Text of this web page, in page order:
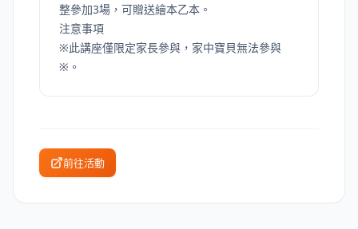
整參加3場，可贈送繪本乙本。
注意事項
※此講座僅限定家長參與，家中寶貝無法參與
※。
前往活動